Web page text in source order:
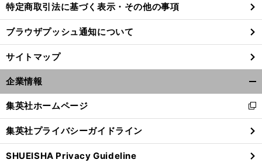
特定商取引法に基づく表示・その他の事項
ブラウザプッシュ通知について
サイトマップ
企業情報
閉
る
集英社ホームページ
新
し
い
ウ
ィ
集英社プライバシーガイドライン
SHUEISHA Privacy Guideline